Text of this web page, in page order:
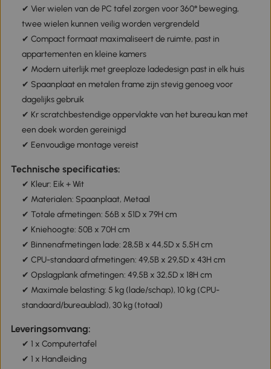
✔ Vier wielen van de PC tafel zorgen voor 360° beweging,
twee wielen kunnen veilig worden vergrendeld
✔ Compact formaat maximaliseert de ruimte, past in
appartementen en kleine kamers
✔ Modern uiterlijk met greeploze ladedesign past in elk huis
✔ Spaanplaat en metalen frame zijn stevig genoeg voor
dagelijks gebruik
✔ Kr scratchbestendige oppervlakte van het bureau kan met
een doek worden gereinigd
✔ Eenvoudige montage vereist
Technische specificaties:
✔ Kleur: Eik + Wit
✔ Materialen: Spaanplaat, Metaal
✔ Totale afmetingen: 56B x 51D x 79H cm
✔ Kniehoogte: 50B x 70H cm
✔ Binnenafmetingen lade: 28,5B x 44,5D x 5,5H cm
✔ CPU-standaard afmetingen: 49,5B x 29,5D x 43H cm
✔ Opslagplank afmetingen: 49,5B x 32,5D x 18H cm
✔ Maximale belasting: 5 kg (lade/schap), 10 kg (CPU-
standaard/bureaublad), 30 kg (totaal)
Leveringsomvang:
✔ 1 x Computertafel
✔ 1 x Handleiding